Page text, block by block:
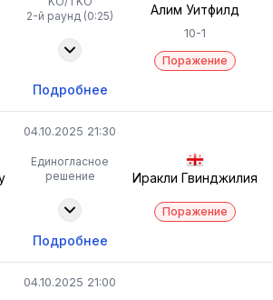
2-й раунд (0:25)
Алим Уитфилд
10-1
Поражение
Подробнее
04.10.2025 21:30
Единогласное
решение
Иракли Гвинджилия
Поражение
Подробнее
04.10.2025 21:00